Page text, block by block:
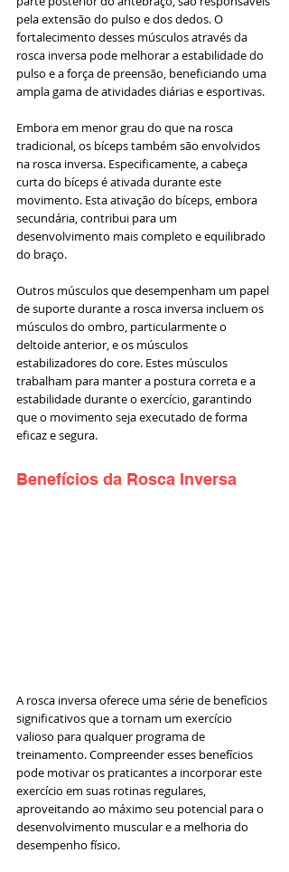
pela extensão do pulso e dos dedos. O
fortalecimento desses músculos através da
rosca inversa pode melhorar a estabilidade do
pulso e a força de preensão, beneficiando uma
ampla gama de atividades diárias e esportivas.
Embora em menor grau do que na rosca
tradicional, os bíceps também são envolvidos
na rosca inversa. Especificamente, a cabeça
curta do bíceps é ativada durante este
movimento. Esta ativação do bíceps, embora
secundária, contribui para um
desenvolvimento mais completo e equilibrado
do braço.
Outros músculos que desempenham um papel
de suporte durante a rosca inversa incluem os
músculos do ombro, particularmente o
deltoide anterior, e os músculos
estabilizadores do core. Estes músculos
trabalham para manter a postura correta e a
estabilidade durante o exercício, garantindo
que o movimento seja executado de forma
eficaz e segura.
Benefícios da Rosca Inversa
A rosca inversa oferece uma série de benefícios
significativos que a tornam um exercício
valioso para qualquer programa de
treinamento. Compreender esses benefícios
pode motivar os praticantes a incorporar este
exercício em suas rotinas regulares,
aproveitando ao máximo seu potencial para o
desenvolvimento muscular e a melhoria do
desempenho físico.